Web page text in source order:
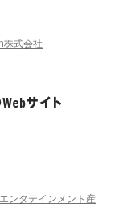
株式会社
サイト
ンタテインメント産